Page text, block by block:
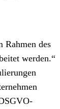
Rahmen des
werden.“